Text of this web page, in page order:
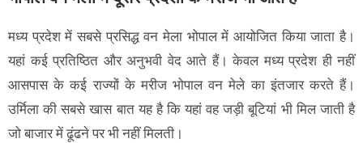
मध्य प्रदेश में सबसे प्रसिद्ध वन मेला भोपाल में आयोजित किया जाता है।
यहां कई प्रतिष्ठित और अनुभवी वेद आते हैं। केवल मध्य प्रदेश ही नहीं
आसपास के कई राज्यों के मरीज भोपाल वन मेले का इंतजार करते हैं।
उर्मिला की सबसे खास बात यह है कि यहां वह जड़ी बूटियां भी मिल जाती है
जो बाजार में ढूंढने पर भी नहीं मिलती।